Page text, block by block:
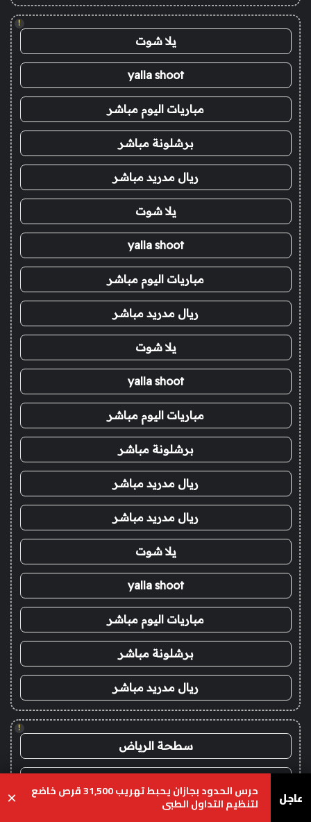
!
يلا شوت
yalla shoot
مباريات اليوم مباشر
برشلونة مباشر
ريال مدريد مباشر
يلا شوت
yalla shoot
مباريات اليوم مباشر
ريال مدريد مباشر
يلا شوت
yalla shoot
مباريات اليوم مباشر
برشلونة مباشر
ريال مدريد مباشر
ريال مدريد مباشر
يلا شوت
yalla shoot
مباريات اليوم مباشر
برشلونة مباشر
ريال مدريد مباشر
!
سطحة الرياض
سطحة بين المدن
عاجل حرس الحدود بجازان يحبط تهريب 31,500 قرص خاضع
لتنظيم التداول الطبي ×